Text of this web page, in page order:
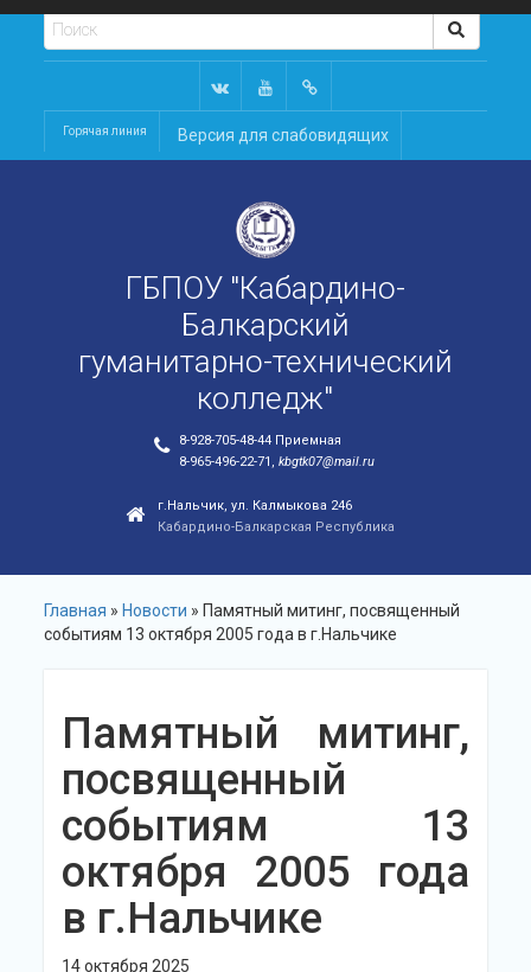
Горячая линия Версия для слабовидящих
ГБПОУ "Кабардино-
Балкарский
гуманитарно-технический
колледж"
8-928-705-48-44 Приемная
8-965-496-22-71, kbgtk07@mail.ru
г.Нальчик, ул. Калмыкова 246
Кабардино-Балкарская Республика
Главная » Новости » Памятный митинг, посвященный
событиям 13 октября 2005 года в г.Нальчике
Памятный митинг,
посвященный
событиям 13
октября 2005 года
в г.Нальчике
14 октября 2025